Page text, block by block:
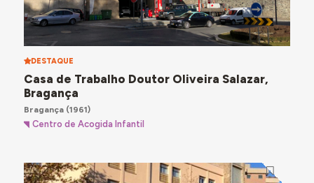
DESTAQUE
Casa de Trabalho Doutor Oliveira Salazar,
Bragança
Bragança(1961)
Centro de Acogida Infantil